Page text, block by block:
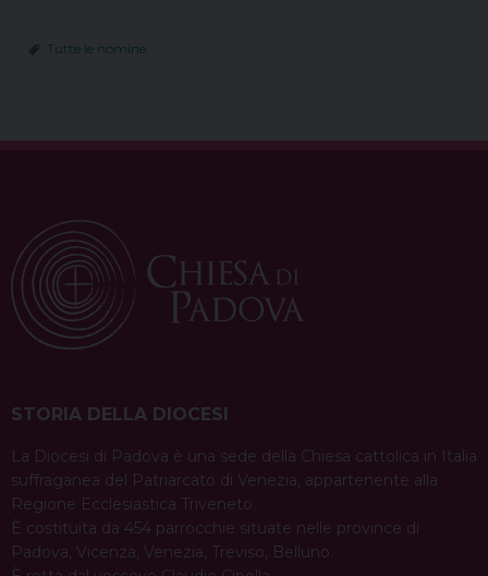
Tutte le nomine
STORIA DELLA DIOCESI
La Diocesi di Padova è una sede della Chiesa cattolica in Italia
suffraganea del Patriarcato di Venezia, appartenente alla
Regione Ecclesiastica Triveneto.
È costituita da 454 parrocchie situate nelle province di
Padova, Vicenza, Venezia, Treviso, Belluno.